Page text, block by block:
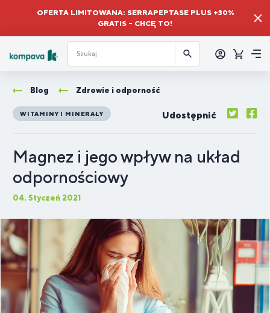
OFERTA LIMITOWANA: SERRAPEPTASE PLUS +30%
GRATIS – CHCĘ TO!
się
Koszyk
Blog Zdrowie i odporność
WITAMINY I MINERAŁY Udostępnić
Magnez i jego wpływ na układ
odpornościowy
04. Styczeń 2021